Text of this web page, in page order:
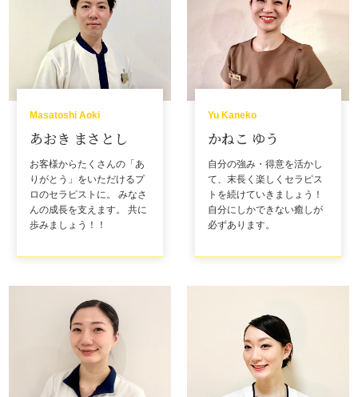
Masatoshi Aoki
あおき まさとし
お客様からたくさんの「あ
りがとう」をいただけるプ
ロのセラピストに。 みなさ
んの成長を支えます。 共に
歩みましょう！！
Yu Kaneko
かねこ ゆう
自分の強み・得意を活かし
て、末長く楽しくセラピス
トを続けていきましょう！
自分にしかできない癒しが
必ずあります。